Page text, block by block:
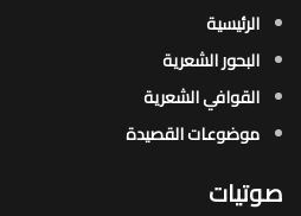
الرئيسية
البحور الشعرية​
القوافي الشعرية​
موضوعات القصيدة​
صوتيات